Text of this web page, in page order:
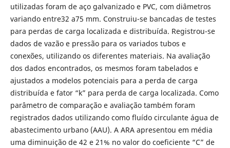
utilizadas foram de aço galvanizado e PVC, com diâmetros
variando entre32 a75 mm. Construiu-se bancadas de testes
para perdas de carga localizada e distribuída. Registrou-se
dados de vazão e pressão para os variados tubos e
conexões, utilizando os diferentes materiais. Na avaliação
dos dados encontrados, os mesmos foram tabelados e
ajustados a modelos potenciais para a perda de carga
distribuída e fator “k” para perda de carga localizada. Como
parâmetro de comparação e avaliação também foram
registrados dados utilizando como fluído circulante água de
abastecimento urbano (AAU). A ARA apresentou em média
uma diminuição de 42 e 21% no valor do coeficiente “C” de